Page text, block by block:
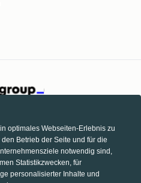
optimales Webseiten-Erlebnis zu
Betrieb der Seite und für die
notwendig sind,
Statistikzwecken, für
personalisierter Inhalte und